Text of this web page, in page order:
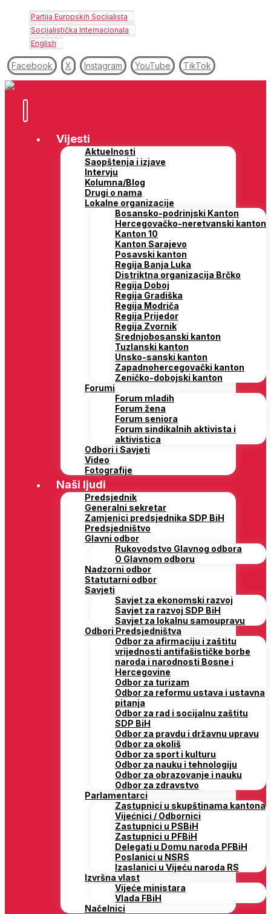
Partija Europskih Socijalista
Socijalistička Internacionala
English
Facebook X Instagram YouTube TikTok
Vijesti
Aktuelnosti
Saopštenja i izjave
Intervju
Kolumna/Blog
Drugi o nama
Lokalne organizacije
Bosansko-podrinjski Kanton
Hercegovačko-neretvanski kanton
Kanton 10
Kanton Sarajevo
Posavski kanton
Regija Banja Luka
Distriktna organizacija Brčko
Regija Doboj
Regija Gradiška
Regija Modriča
Regija Prijedor
Regija Zvornik
Srednjobosanski kanton
Tuzlanski kanton
Unsko-sanski kanton
Zapadnohercegovački kanton
Zeničko-dobojski kanton
Forumi
Forum mladih
Forum žena
Forum seniora
Forum sindikalnih aktivista i
aktivistica
Odbori i Savjeti
Video
Fotografije
Naši ljudi
Predsjednik
Generalni sekretar
Zamjenici predsjednika SDP BiH
Predsjedništvo
Glavni odbor
Rukovodstvo Glavnog odbora
O Glavnom odboru
Nadzorni odbor
Statutarni odbor
Savjeti
Savjet za ekonomski razvoj
Savjet za razvoj SDP BiH
Savjet za lokalnu samoupravu
Odbori Predsjedništva
Odbor za afirmaciju i zaštitu
vrijednosti antifašističke borbe
naroda i narodnosti Bosne i
Hercegovine
Odbor za turizam
Odbor za reformu ustava i ustavna
pitanja
Odbor za rad i socijalnu zaštitu
SDP BiH
Odbor za pravdu i državnu upravu
Odbor za okoliš
Odbor za sport i kulturu
Odbor za nauku i tehnologiju
Odbor za obrazovanje i nauku
Odbor za zdravstvo
Parlamentarci
Zastupnici u skupštinama kantona
Vijećnici / Odbornici
Zastupnici u PSBiH
Zastupnici u PFBiH
Delegati u Domu naroda PFBiH
Poslanici u NSRS
Izaslanici u Vijeću naroda RS
Izvršna vlast
Vijeće ministara
Vlada FBiH
Načelnici